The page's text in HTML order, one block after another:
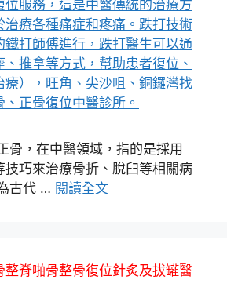
骨，在中醫領域，指的是採用
技巧來治療骨折、脫臼等相關病
古代 … 閱讀全文
整脊啪骨整骨復位針炙及拔罐醫